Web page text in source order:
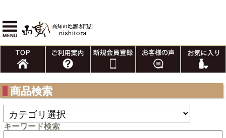
商品検索
キーワード検索